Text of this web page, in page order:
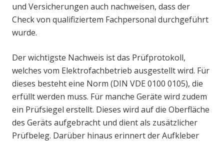
und Versicherungen auch nachweisen, dass der
Check von qualifiziertem Fachpersonal durchgeführt
wurde.
Der wichtigste Nachweis ist das Prüfprotokoll,
welches vom Elektrofachbetrieb ausgestellt wird. Für
dieses besteht eine Norm (DIN VDE 0100 0105), die
erfüllt werden muss. Für manche Geräte wird zudem
ein Prüfsiegel erstellt. Dieses wird auf die Oberfläche
des Geräts aufgebracht und dient als zusätzlicher
Prüfbeleg. Darüber hinaus erinnert der Aufkleber